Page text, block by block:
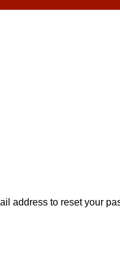
address to reset your